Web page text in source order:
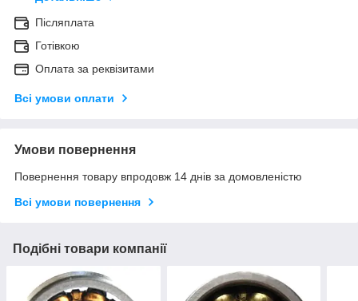
Післяплата
Готівкою
Оплата за реквізитами
Всі умови оплати
Умови повернення
Повернення товару впродовж 14 днів за домовленістю
Всі умови повернення
Подібні товари компанії